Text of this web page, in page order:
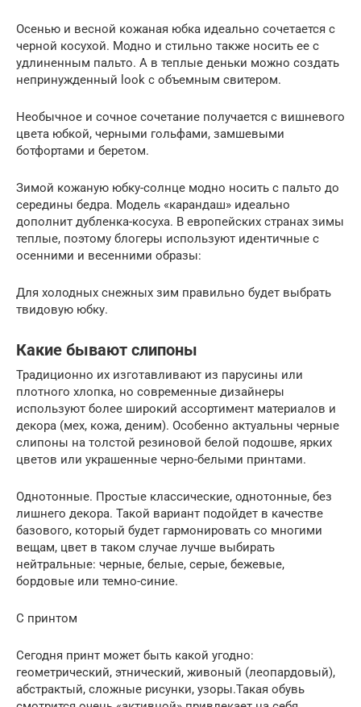
Осенью и весной кожаная юбка идеально сочетается с
черной косухой. Модно и стильно также носить ее с
удлиненным пальто. А в теплые деньки можно создать
непринужденный look с объемным свитером.
Необычное и сочное сочетание получается с вишневого
цвета юбкой, черными гольфами, замшевыми
ботфортами и беретом.
Зимой кожаную юбку-солнце модно носить с пальто до
середины бедра. Модель «карандаш» идеально
дополнит дубленка-косуха. В европейских странах зимы
теплые, поэтому блогеры используют идентичные с
осенними и весенними образы:
Для холодных снежных зим правильно будет выбрать
твидовую юбку.
Какие бывают слипоны
Традиционно их изготавливают из парусины или
плотного хлопка, но современные дизайнеры
используют более широкий ассортимент материалов и
декора (мех, кожа, деним). Особенно актуальны черные
слипоны на толстой резиновой белой подошве, ярких
цветов или украшенные черно-белыми принтами.
Однотонные. Простые классические, однотонные, без
лишнего декора. Такой вариант подойдет в качестве
базового, который будет гармонировать со многими
вещам, цвет в таком случае лучше выбирать
нейтральные: черные, белые, серые, бежевые,
бордовые или темно-синие.
С принтом
Сегодня принт может быть какой угодно:
геометрический, этнический, живоный (леопардовый),
абстрактый, сложные рисунки, узоры.Такая обувь